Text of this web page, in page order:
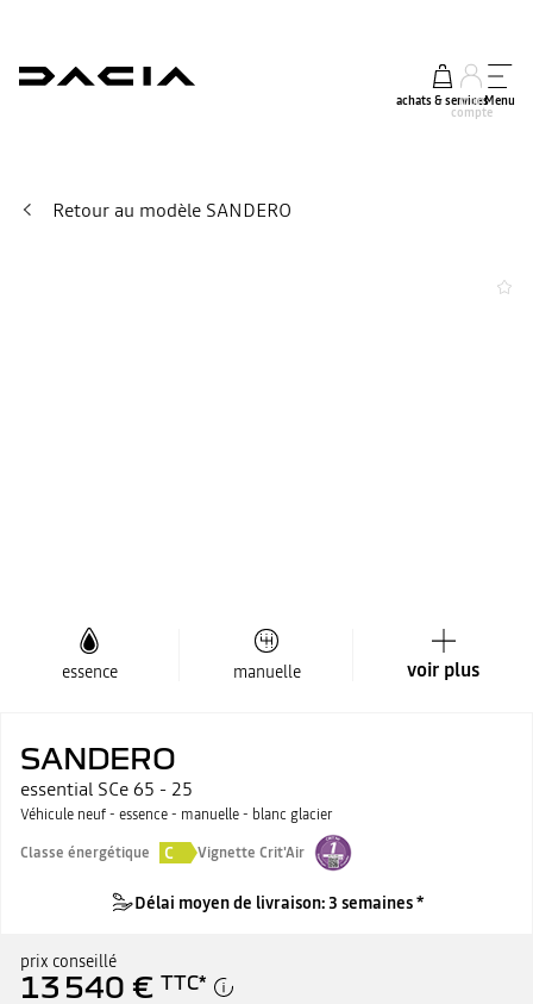
achats & services
mon
compte
Menu
Retour au modèle SANDERO
essence manuelle voir plus
SANDERO
essential SCe 65 - 25
Véhicule neuf - essence - manuelle - blanc glacier
Classe énergétique
C Vignette Crit'Air
Délai moyen de livraison: 3 semaines *
prix conseillé
13 540 € TTC*